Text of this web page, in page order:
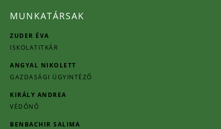
MUNKATÁRSAK
ZUDER ÉVA
ISKOLATITKÁR
ANGYAL NIKOLETT
GAZDASÁGI ÜGYINTÉZŐ
KIRÁLY ANDREA
VÉDŐNŐ
BENBACHIR SALIMA